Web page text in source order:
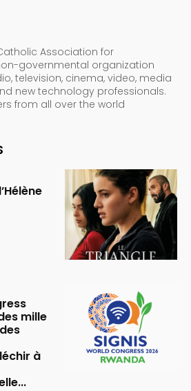
Association for
governmental organization
television, cinema, video, media
new technology professionals.
from all over the world
mille
à